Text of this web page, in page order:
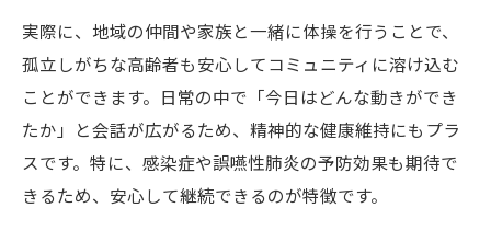
実際に、地域の仲間や家族と一緒に体操を行うことで、
孤立しがちな高齢者も安心してコミュニティに溶け込む
ことができます。日常の中で「今日はどんな動きができ
たか」と会話が広がるため、精神的な健康維持にもプラ
スです。特に、感染症や誤嚥性肺炎の予防効果も期待で
きるため、安心して継続できるのが特徴です。